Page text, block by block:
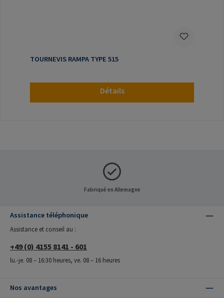
TOURNEVIS RAMPA TYPE 515
Détails
Fabriqué en Allemagne
Assistance téléphonique
Assistance et conseil au :
+49 (0) 4155 8141 - 601
lu.-je. 08 – 16:30 heures, ve. 08 – 16 heures
Nos avantages